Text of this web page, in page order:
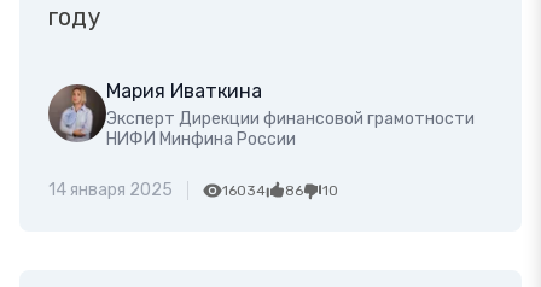
году
Мария Иваткина
Эксперт Дирекции финансовой грамотности
НИФИ Минфина России
14 января 2025 16034 86 10